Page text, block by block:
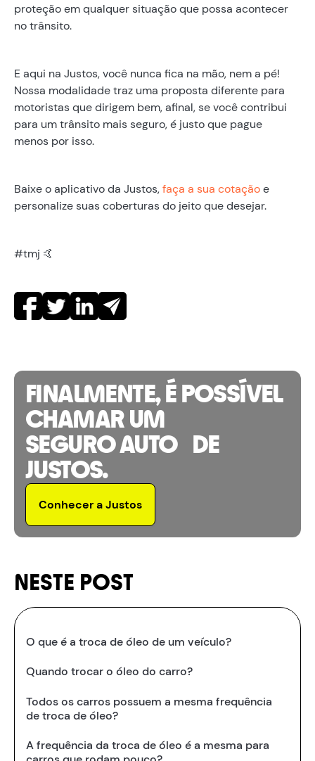
proteção em qualquer situação que possa acontecer
no trânsito.
E aqui na Justos, você nunca fica na mão, nem a pé!
Nossa modalidade traz uma proposta diferente para
motoristas que dirigem bem, afinal, se você contribui
para um trânsito mais seguro, é justo que pague
menos por isso.
Baixe o aplicativo da Justos,faça a sua cotaçãoe
personalize suas coberturas do jeito que desejar.
‍#tmj 🤙
FINALMENTE, É POSSÍVEL
CHAMAR UM
SEGURO AUTO DE
JUSTOS.
Conhecer a Justos
NESTE POST
O que é a troca de óleo de um veículo?
Quando trocar o óleo do carro?
Todos os carros possuem a mesma frequência
de troca de óleo?
A frequência da troca de óleo é a mesma para